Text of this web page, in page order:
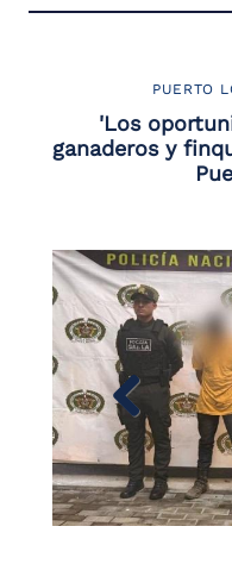
PUERTO
'Los
ganaderos y